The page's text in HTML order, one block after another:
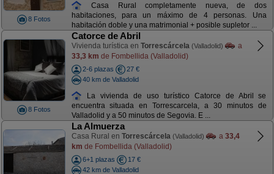
8 Fotos
Casa Rural completamente nueva, de dos
habitaciones, para un máximo de 4 personas. Una
habitación doble y una matrimonial + posible supletor ...
8 Fotos
Catorce de Abril
Vivienda turística en Torrescárcela (Valladolid)
a
33,3 km de Fombellida (Valladolid)
2-6 plazas
27 €
40 km de Valladolid
La vivienda de uso turístico Catorce de Abril se
encuentra situada en Torrescarcela, a 30 minutos de
Valladolid y a 50 minutos de Segovia. E ...
La Almuerza
Casa Rural en Torrescárcela (Valladolid) a 33,4
km de Fombellida (Valladolid)
6+1 plazas
17 €
42 km de Valladolid